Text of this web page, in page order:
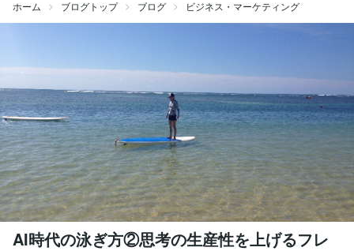
ホーム ブログトップ ブログ ビジネス・マーケティング
AI時代の泳ぎ方②思考の生産性を上げるフレ